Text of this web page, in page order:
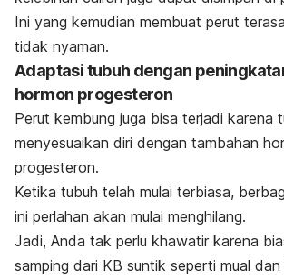
Ini yang kemudian membuat perut
tidak nyaman.
Adaptasi tubuh dengan
hormon progesteron
Perut kembung juga bisa terjadi karena
menyesuaikan diri dengan tambahan
progesteron.
Ketika tubuh telah mulai terbiasa,
ini perlahan akan mulai menghilang.
Jadi, Anda tak perlu khawatir karena
samping dari KB suntik seperti mual dan